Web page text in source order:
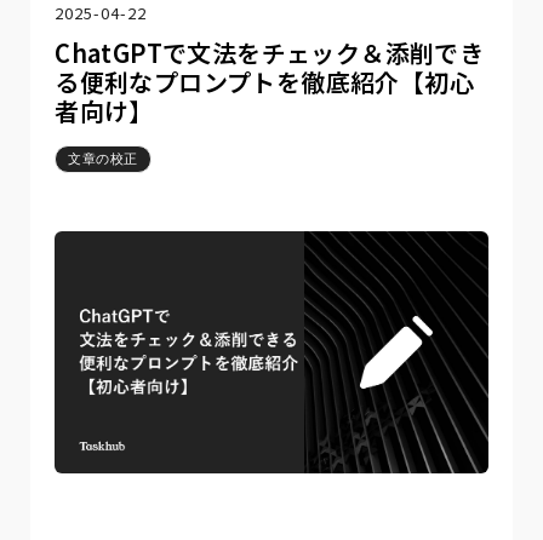
2025-04-22
ChatGPTで文法をチェック＆添削でき
る便利なプロンプトを徹底紹介【初心
者向け】
文章の校正